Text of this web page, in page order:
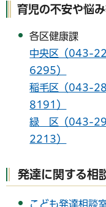
育児の不安や悩
各区健康課
中央区（043-
6295）
稲毛区（043-
8191）
緑 区（043-
2213）
発達に関する相
こども発達相談